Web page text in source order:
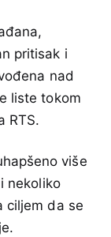
pritisak i
nad
liste tokom
RTS.
više
nekoliko
ciljem da se